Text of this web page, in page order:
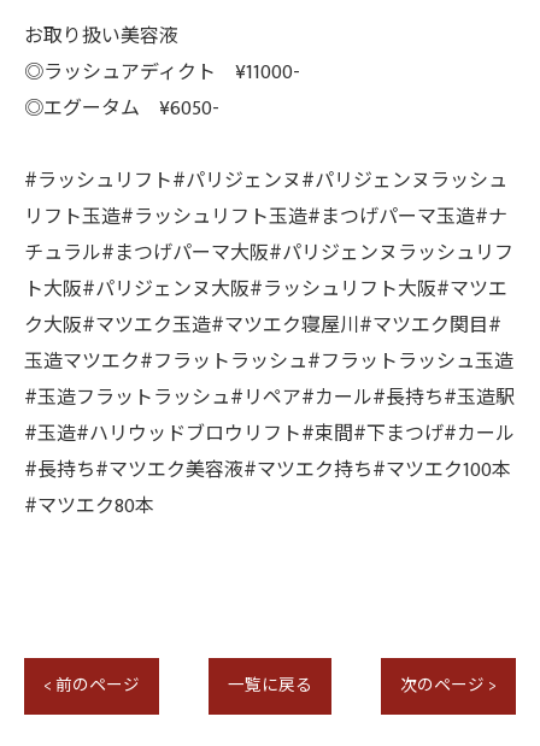
お取り扱い美容液
◎ラッシュアディクト ¥11000-
◎エグータム ¥6050-
#ラッシュリフト#パリジェンヌ#パリジェンヌラッシュ
リフト玉造#ラッシュリフト玉造#まつげパーマ玉造#ナ
チュラル#まつげパーマ大阪#パリジェンヌラッシュリフ
ト大阪#パリジェンヌ大阪#ラッシュリフト大阪#マツエ
ク大阪#マツエク玉造#マツエク寝屋川#マツエク関目#
玉造マツエク#フラットラッシュ#フラットラッシュ玉造
#玉造フラットラッシュ#リペア#カール#長持ち#玉造駅
#玉造#ハリウッドブロウリフト#束間#下まつげ#カール
#長持ち#マツエク美容液#マツエク持ち#マツエク100本
#マツエク80本
< 前のページ 一覧に戻る 次のページ >